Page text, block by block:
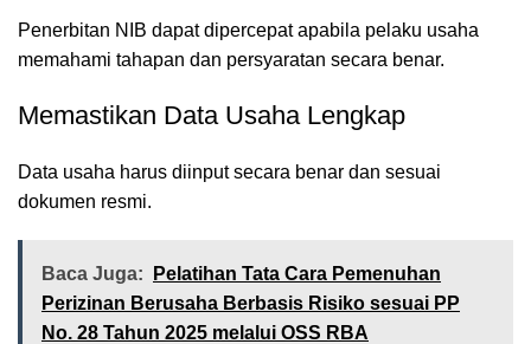
Penerbitan NIB dapat dipercepat apabila pelaku usaha
memahami tahapan dan persyaratan secara benar.
Memastikan Data Usaha Lengkap
Data usaha harus diinput secara benar dan sesuai
dokumen resmi.
Baca Juga:
Pelatihan Tata Cara Pemenuhan
Perizinan Berusaha Berbasis Risiko sesuai PP
No. 28 Tahun 2025 melalui OSS RBA